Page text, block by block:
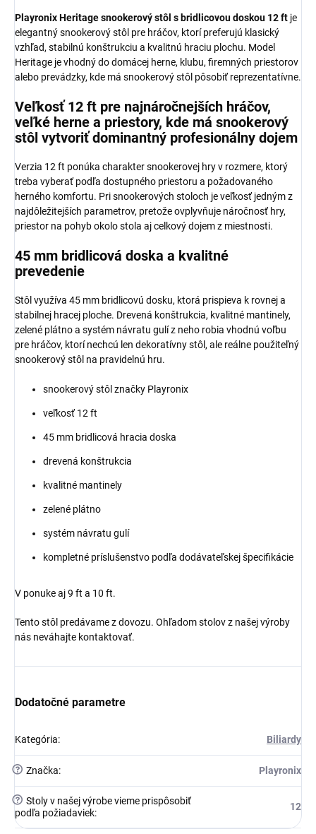
Playronix Heritage snookerový stôl s bridlicovou doskou 12 ft je
elegantný snookerový stôl pre hráčov, ktorí preferujú klasický
vzhľad, stabilnú konštrukciu a kvalitnú hraciu plochu. Model
Heritage je vhodný do domácej herne, klubu, firemných priestorov
alebo prevádzky, kde má snookerový stôl pôsobiť reprezentatívne.
Veľkosť 12 ft pre najnáročnejších hráčov,
veľké herne a priestory, kde má snookerový
stôl vytvoriť dominantný profesionálny dojem
Verzia 12 ft ponúka charakter snookerovej hry v rozmere, ktorý
treba vyberať podľa dostupného priestoru a požadovaného
herného komfortu. Pri snookerových stoloch je veľkosť jedným z
najdôležitejších parametrov, pretože ovplyvňuje náročnosť hry,
priestor na pohyb okolo stola aj celkový dojem z miestnosti.
45 mm bridlicová doska a kvalitné
prevedenie
Stôl využíva 45 mm bridlicovú dosku, ktorá prispieva k rovnej a
stabilnej hracej ploche. Drevená konštrukcia, kvalitné mantinely,
zelené plátno a systém návratu gulí z neho robia vhodnú voľbu
pre hráčov, ktorí nechcú len dekoratívny stôl, ale reálne použiteľný
snookerový stôl na pravidelnú hru.
snookerový stôl značky Playronix
veľkosť 12 ft
45 mm bridlicová hracia doska
drevená konštrukcia
kvalitné mantinely
zelené plátno
systém návratu gulí
kompletné príslušenstvo podľa dodávateľskej špecifikácie
V ponuke aj 9 ft a 10 ft.
Tento stôl predávame z dovozu. Ohľadom stolov z našej výroby
nás neváhajte kontaktovať.
Dodatočné parametre
Kategória: Biliardy
? Značka: Playronix
? Stoly v našej výrobe vieme prispôsobiť
podľa požiadaviek:
12